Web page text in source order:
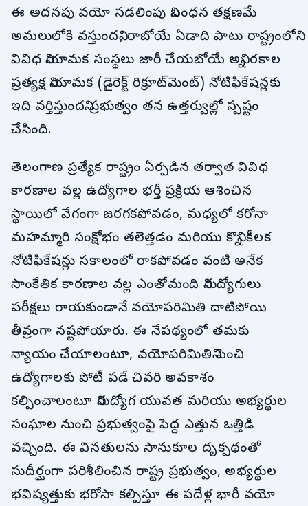
ఈ అదనపు వయో సడలింపు నిబంధన తక్షణమే
అమలులోకి వస్తుందని, రాబోయే ఏడాది పాటు రాష్ట్రంలోని
వివిధ నియామక సంస్థలు జారీ చేయబోయే అన్ని రకాల
ప్రత్యక్ష నియామక (డైరెక్ట్ రిక్రూట్‌మెంట్) నోటిఫికేషన్లకు
ఇది వర్తిస్తుందని ప్రభుత్వం తన ఉత్తర్వుల్లో స్పష్టం
చేసింది.
తెలంగాణ ప్రత్యేక రాష్ట్రం ఏర్పడిన తర్వాత వివిధ
కారణాల వల్ల ఉద్యోగాల భర్తీ ప్రక్రియ ఆశించిన
స్థాయిలో వేగంగా జరగకపోవడం, మధ్యలో కరోనా
మహమ్మారి సంక్షోభం తలెత్తడం మరియు కొన్ని కీలక
నోటిఫికేషన్లు సకాలంలో రాకపోవడం వంటి అనేక
సాంకేతిక కారణాల వల్ల ఎంతోమంది నిరుద్యోగులు
పరీక్షలు రాయకుండానే వయోపరిమితి దాటిపోయి
తీవ్రంగా నష్టపోయారు. ఈ నేపథ్యంలో తమకు
న్యాయం చేయాలంటూ, వయోపరిమితిని పెంచి
ఉద్యోగాలకు పోటీ పడే చివరి అవకాశం
కల్పించాలంటూ నిరుద్యోగ యువత మరియు అభ్యర్థుల
సంఘాల నుంచి ప్రభుత్వంపై పెద్ద ఎత్తున ఒత్తిడి
వచ్చింది. ఈ వినతులను సానుకూల దృక్పథంతో
సుదీర్ఘంగా పరిశీలించిన రాష్ట్ర ప్రభుత్వం, అభ్యర్థుల
భవిష్యత్తుకు భరోసా కల్పిస్తూ ఈ పదేళ్ల భారీ వయో